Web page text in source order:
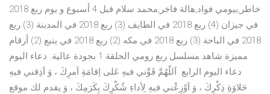
خاطر,بيومي فواد,هالة فاخر,محمد سلام قبل 4 أسبوع و يوم ربع 2018
في جيزان (4) ربع 2018 في الطايف (3) ربع 2018 في المدينة (3) ربع
2018 في الباحة (3) ربع 2018 في مكه (2) ربع 2018 في ينبع (2) أرقام
مميزة شاهد مسلسل ربع رومي الحلقة 1 بجودة عالية. دعاء اليوم
دعاء اليوم الرابع. اَللّهُمَّ قَوِّني فيهِ عَلى اِقامَةِ اَمرِكَ ، وَ اَذِقني فيهِ
حَلاوَةِ ذِكْرِكَ ، وَ اَوْزِعْني فيهِ لِأداءِ شُكْرِكَ بِكَرَمِكَ ، وَ يقدم لك موقع